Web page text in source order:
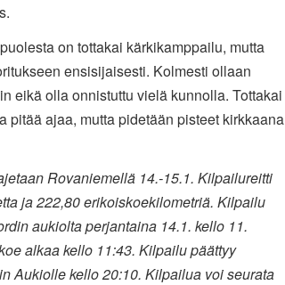
on tottakai kärkikamppailu, mutta
ensisijaisesti. Kolmesti ollaan
eikä olla onnistuttu vielä kunnolla. Tottakai
pitää ajaa, mutta pidetään pisteet kirkkaana
Rovaniemellä 14.-15.1. Kilpailureitti
ja 222,80 erikoiskoekilometriä. Kilpailu
aukiolta perjantaina 14.1. kello 11.
alkaa kello 11:43. Kilpailu päättyy
Aukiolle kello 20:10. Kilpailua voi seurata